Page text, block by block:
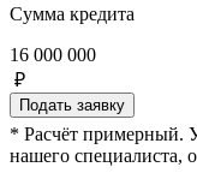
Сумма кредита
16 000 000
₽
Подать заявку
* Расчёт примерный.
нашего специалиста,